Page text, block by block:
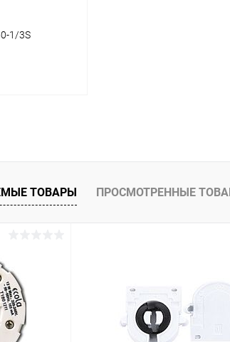
1/3S
ТОВАРЫ ПРОСМОТРЕННЫЕ